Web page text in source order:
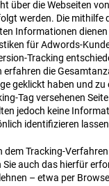
über die Webseiten
werden. Die mithilfe
Informationen
für Adwords-
Tracking
die
geklickt haben und zu
Tag versehenen
jedoch keine
identifizieren
dem Tracking-
auch das hierfür
– etwa per